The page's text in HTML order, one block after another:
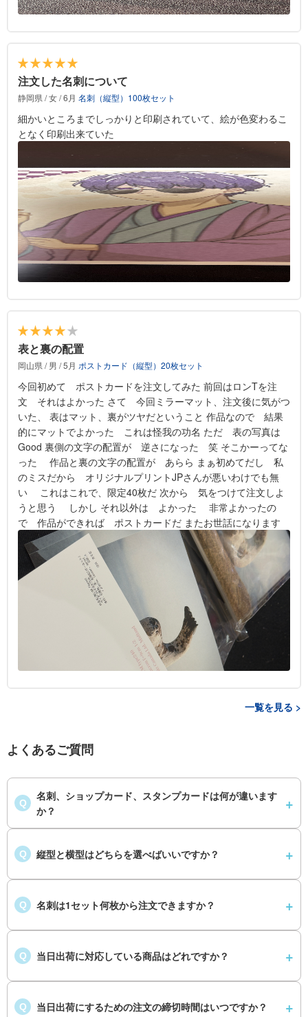
注文した名刺について
静岡県 / 女 / 6月 名刺（縦型）100枚セット
細かいところまでしっかりと印刷されていて、絵が色変わるこ
となく印刷出来ていた
表と裏の配置
岡山県 / 男 / 5月 ポストカード（縦型）20枚セット
今回初めて ポストカードを注文してみた 前回はロンTを注
文 それはよかった さて 今回ミラーマット、注文後に気がつ
いた、 表はマット、裏がツヤだということ 作品なので 結果
的にマットでよかった これは怪我の功名 ただ 表の写真は
Good 裏側の文字の配置が 逆さになった 笑 そこかーってな
った 作品と裏の文字の配置が あらら まぁ初めてだし 私
のミスだから オリジナルプリントJPさんが悪いわけでも無
い これはこれで、限定40枚だ 次から 気をつけて注文しよ
うと思う しかし それ以外は よかった 非常よかったの
で 作品ができれば ポストカードだ またお世話になります
一覧を見る >
よくあるご質問
Q
名刺、ショップカード、スタンプカードは何が違います
か？
Q 縦型と横型はどちらを選べばいいですか？
Q 名刺は1セット何枚から注文できますか？
Q 当日出荷に対応している商品はどれですか？
Q 当日出荷にするための注文の締切時間はいつですか？